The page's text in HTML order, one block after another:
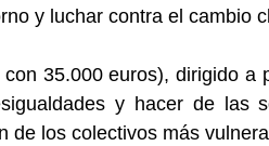
y luchar contra el cambio
con 35.000 euros), dirigido a
y hacer de las
de los colectivos más